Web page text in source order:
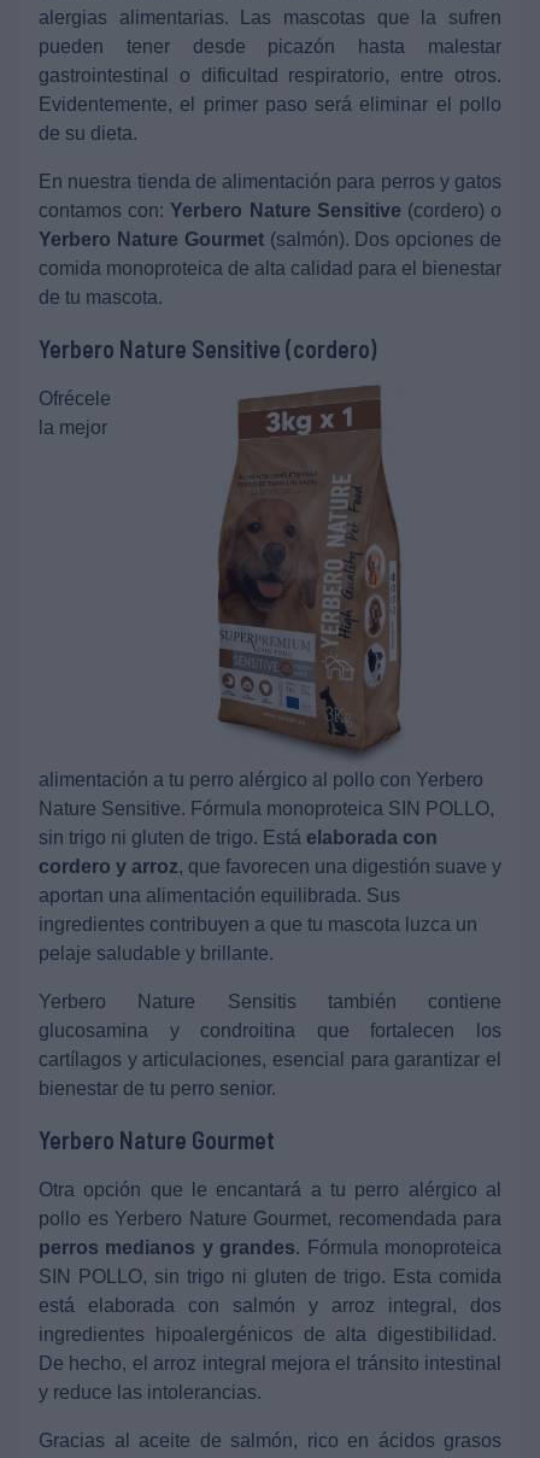
alergias alimentarias. Las mascotas que la sufren
pueden tener desde picazón hasta malestar
gastrointestinal o dificultad respiratorio, entre otros.
Evidentemente, el primer paso será eliminar el pollo
de su dieta.
En nuestra tienda de alimentación para perros y gatos
contamos con:Yerbero Nature Sensitive (cordero) o
Yerbero Nature Gourmet(salmón). Dos opciones de
comida monoproteica de alta calidad para el bienestar
de tu mascota.
Yerbero Nature Sensitive (cordero)
Ofrécele
la mejor
alimentación a tu perro alérgico al pollo con Yerbero
Nature Sensitive. Fórmula monoproteica SIN POLLO,
sin trigo ni gluten de trigo. Está elaborada con
cordero y arroz, que favorecen una digestión suave y
aportan una alimentación equilibrada. Sus
ingredientes contribuyen a que tu mascota luzca un
pelaje saludable y brillante.
Yerbero Nature Sensitis también contiene
glucosamina y condroitina que fortalecen los
cartílagos y articulaciones, esencial para garantizar el
bienestar de tu perro senior.
Yerbero Nature Gourmet
Otra opción que le encantará a tu perro alérgico al
pollo es Yerbero Nature Gourmet, recomendada para
perros medianos y grandes. Fórmula monoproteica
SIN POLLO, sin trigo ni gluten de trigo. Esta comida
está elaborada con salmón y arroz integral, dos
ingredientes hipoalergénicos de alta digestibilidad.
De hecho, el arroz integral mejora el tránsito intestinal
y reduce las intolerancias.
Gracias al aceite de salmón, rico en ácidos grasos